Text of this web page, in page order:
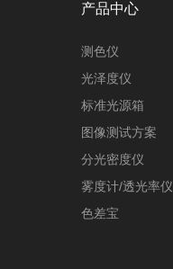
产品中心
测色仪
光泽度仪
标准光源箱
图像测试方案
分光密度仪
雾度计/透光率仪
色差宝